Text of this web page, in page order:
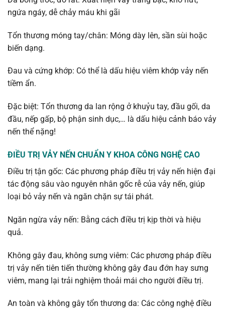
ngứa ngáy, dễ chảy máu khi gãi
Tổn thương móng tay/chân: Móng dày lên, sần sùi hoặc
biến dạng.
Đau và cứng khớp: Có thể là dấu hiệu viêm khớp vảy nến
tiềm ẩn.
Đặc biệt: Tổn thương da lan rộng ở khuỷu tay, đầu gối, da
đầu, nếp gấp, bộ phận sinh dục,… là dấu hiệu cảnh báo vảy
nến thể nặng!
ĐIỀU TRỊ VẢY NẾN CHUẨN Y KHOA CÔNG NGHỆ CAO
Điều trị tận gốc: Các phương pháp điều trị vảy nến hiện đại
tác động sâu vào nguyên nhân gốc rễ của vảy nến, giúp
loại bỏ vảy nến và ngăn chặn sự tái phát.
Ngăn ngừa vảy nến: Bằng cách điều trị kịp thời và hiệu
quả.
Không gây đau, không sưng viêm: Các phương pháp điều
trị vảy nến tiên tiến thường không gây đau đớn hay sưng
viêm, mang lại trải nghiệm thoải mái cho người điều trị.
An toàn và không gây tổn thương da: Các công nghệ điều